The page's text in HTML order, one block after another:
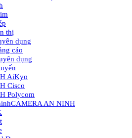
thị
dụng
cáo
dụng
AiKyo
Cisco
Polycom
CAMERA AN NINH